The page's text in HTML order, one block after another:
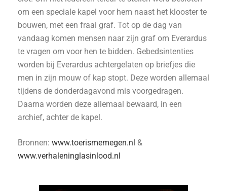
om een speciale kapel voor hem naast het klooster te
bouwen, met een fraai graf. Tot op de dag van
vandaag komen mensen naar zijn graf om Everardus
te vragen om voor hen te bidden. Gebedsintenties
worden bij Everardus achtergelaten op briefjes die
men in zijn mouw of kap stopt. Deze worden allemaal
tijdens de donderdagavond mis voorgedragen.
Daarna worden deze allemaal bewaard, in een
archief, achter de kapel.
Bronnen: www.toerismemegen.nl &
www.verhaleninglasinlood.nl